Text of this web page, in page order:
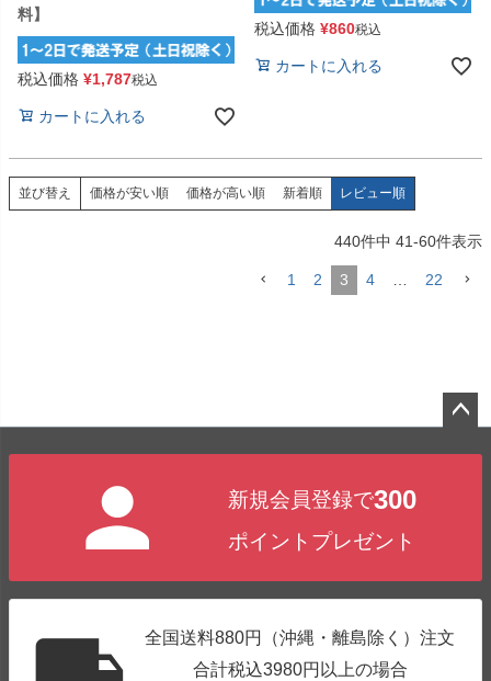
料】
税込価格 ¥1,787税込
カートに入れる
税込価格 ¥860税込
カートに入れる
並び替え 価格が安い順 価格が高い順 新着順 レビュー順
440件中 41-60件表示
1 2 3 4 22
新規会員登録で300
ポイントプレゼント
全国送料880円（沖縄・離島除く）注文
合計税込3980円以上の場合